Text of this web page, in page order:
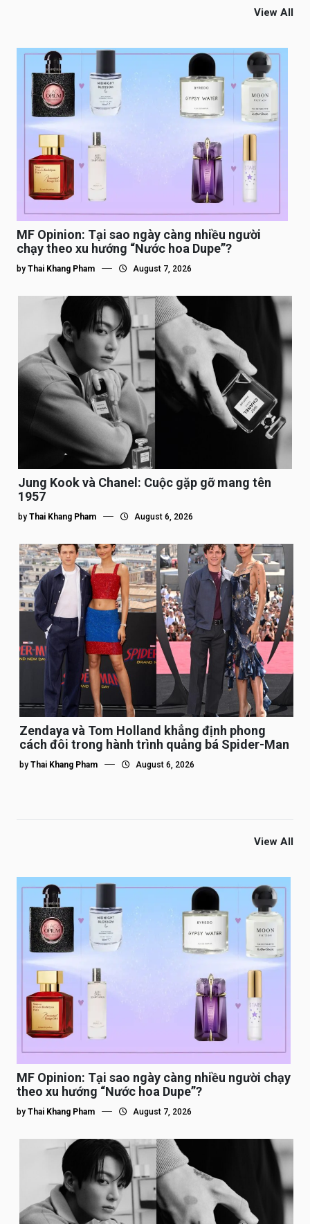
View All
MF Opinion: Tại sao ngày càng nhiều người
chạy theo xu hướng “Nước hoa Dupe”?
by Thai Khang Pham August 7, 2026
Jung Kook và Chanel: Cuộc gặp gỡ mang tên
1957
by Thai Khang Pham August 6, 2026
Zendaya và Tom Holland khẳng định phong
cách đôi trong hành trình quảng bá Spider-Man
by Thai Khang Pham August 6, 2026
View All
MF Opinion: Tại sao ngày càng nhiều người chạy
theo xu hướng “Nước hoa Dupe”?
by Thai Khang Pham August 7, 2026